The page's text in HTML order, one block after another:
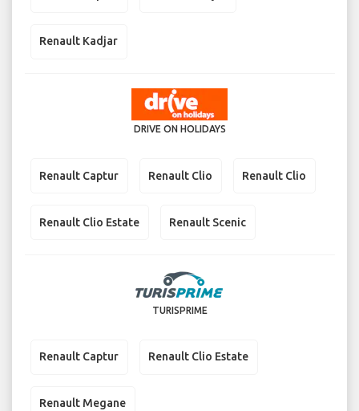
Renault Kadjar
DRIVE ON HOLIDAYS
Renault Captur Renault Clio Renault Clio
Renault Clio Estate Renault Scenic
TURISPRIME
Renault Captur Renault Clio Estate
Renault Megane